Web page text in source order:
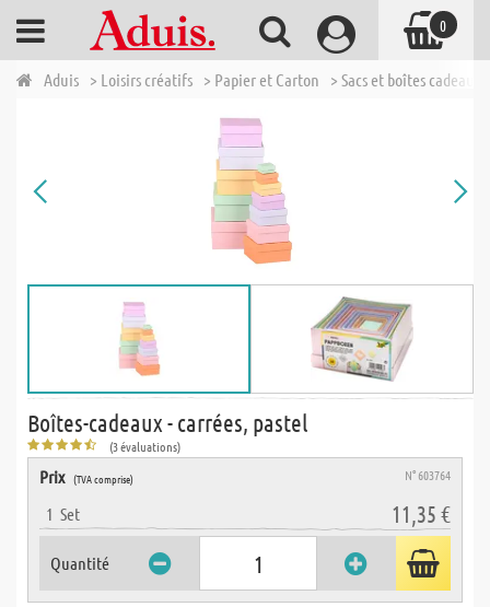
Aduis > Loisirs créatifs > Papier et Carton > Sacs et boîtes cadeaux
Boîtes-cadeaux - carrées, pastel
(3 évaluations)
Prix (TVA comprise) N° 603764
1 Set 11,35 €
Quantité
0